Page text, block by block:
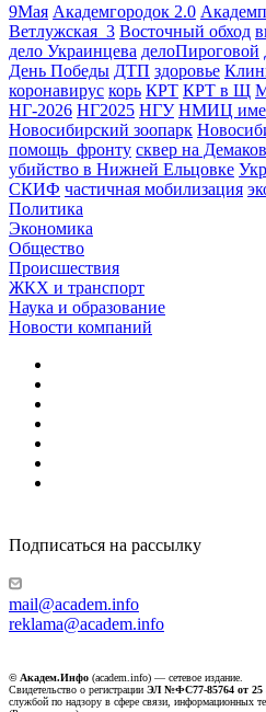
9Мая Академгородок 2.0
Ветлужская_3 Восточный обход
дело Украинцева делоПироговой
День Победы ДТП здоровье
коронавирус корь КРТ КРТ в Щ
НГ-2026 НГ2025 НГУ НМИЦ
Новосибирский зоопарк
помощь_фронту сквер на
убийство в Нижней Ельцовке
СКИФ частичная мобилизация
Политика
Экономика
Общество
Происшествия
ЖКХ и транспорт
Наука и образование
Новости компаний
Подписаться на рассылку
mail@academ.info
reklama@academ.info
© Академ.Инфо (academ.info) — сетевое издание.
Свидетельство о регистрации ЭЛ №ФС77-85764 от 25
службой по надзору в сфере связи, информационных